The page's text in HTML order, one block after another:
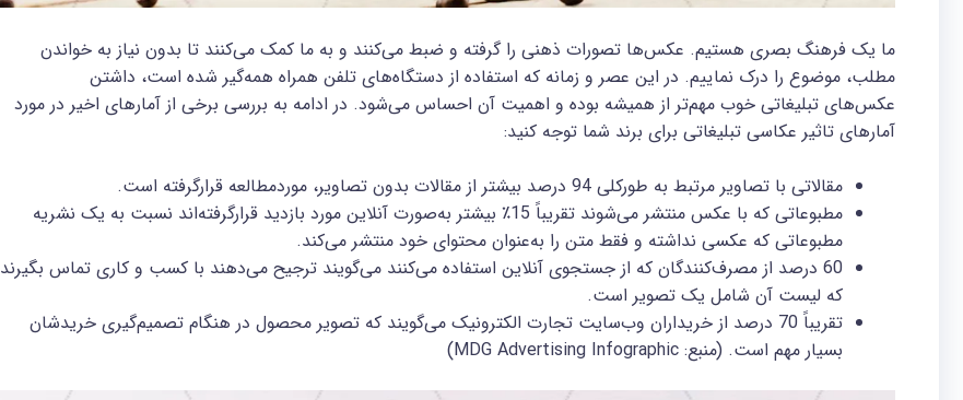
ما یک فرهنگ بصری هستیم. عکس‌ها تصورات ذهنی را گرفته و ضبط می‌کنند و به ما کمک می‌کنند تا بدون نیاز به خواندن
مطلب، موضوع را درک نماییم. در این عصر و زمانه که استفاده از دستگاه‌های تلفن همراه همه‌گیر شده است، داشتن
عکس‌های تبلیغاتی خوب مهم‌تر از همیشه بوده و اهمیت آن احساس می‌شود. در ادامه به بررسی برخی از آمارهای اخیر در مورد
آمارهای تاثیر عکاسی تبلیغاتی برای برند شما توجه کنید:
مقالاتی با تصاویر مرتبط به ‌طورکلی 94 درصد بیشتر از مقالات بدون تصاویر، موردمطالعه قرارگرفته است.
مطبوعاتی که با عکس منتشر می‌شوند تقریباً 15٪ بیشتر به‌صورت آنلاین مورد بازدید قرارگرفته‌اند نسبت به یک نشریه
مطبوعاتی که عکسی نداشته و فقط متن را به‌عنوان محتوای خود منتشر می‌کند.
60 درصد از مصرف‌کنندگان که از جستجوی آنلاین استفاده می‌کنند می‌گویند ترجیح می‌دهند با کسب ‌و کاری تماس بگیرند
که لیست آن شامل یک تصویر است.
تقریباً 70 درصد از خریداران وب‌سایت تجارت الکترونیک می‌گویند که تصویر محصول در هنگام تصمیم‌گیری خریدشان
بسیار مهم است. (منبع: MDG Advertising Infographic)